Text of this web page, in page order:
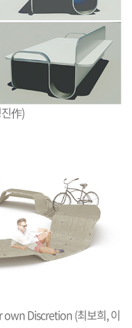
作)
Discretion (최보희, 이